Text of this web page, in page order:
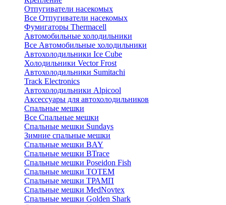
Отпугиватели насекомых
Все Отпугиватели насекомых
Фумигаторы Thermacell
Автомобильные холодильники
Все Автомобильные холодильники
Автохолодильники Ice Cube
Холодильники Vector Frost
Автохолодильники Sumitachi
Track Electronics
Автохолодильники Alpicool
Аксессуары для автохолодильников
Спальные мешки
Все Спальные мешки
Спальные мешки Sundays
Зимние спальные мешки
Спальные мешки BAY
Спальные мешки BTrace
Спальные мешки Poseidon Fish
Спальные мешки ТОТЕМ
Спальные мешки ТРАМП
Cпальные мешки MedNovtex
Спальные мешки Golden Shark